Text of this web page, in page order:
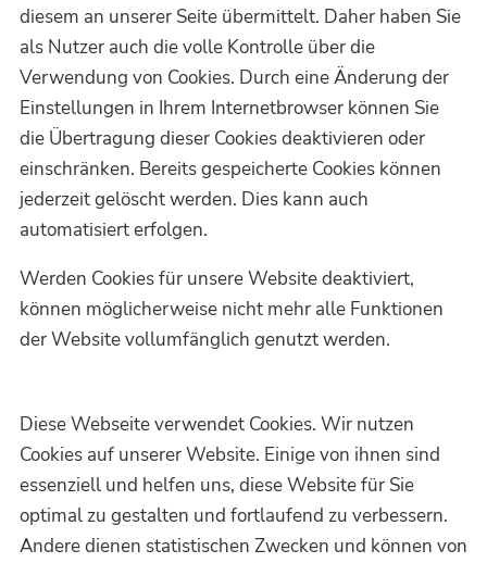
diesem an unserer Seite übermittelt. Daher haben Sie
als Nutzer auch die volle Kontrolle über die
Verwendung von Cookies. Durch eine Änderung der
Einstellungen in Ihrem Internetbrowser können Sie
die Übertragung dieser Cookies deaktivieren oder
einschränken. Bereits gespeicherte Cookies können
jederzeit gelöscht werden. Dies kann auch
automatisiert erfolgen.
Werden Cookies für unsere Website deaktiviert,
können möglicherweise nicht mehr alle Funktionen
der Website vollumfänglich genutzt werden.
Diese Webseite verwendet Cookies. Wir nutzen
Cookies auf unserer Website. Einige von ihnen sind
essenziell und helfen uns, diese Website für Sie
optimal zu gestalten und fortlaufend zu verbessern.
Andere dienen statistischen Zwecken und können von